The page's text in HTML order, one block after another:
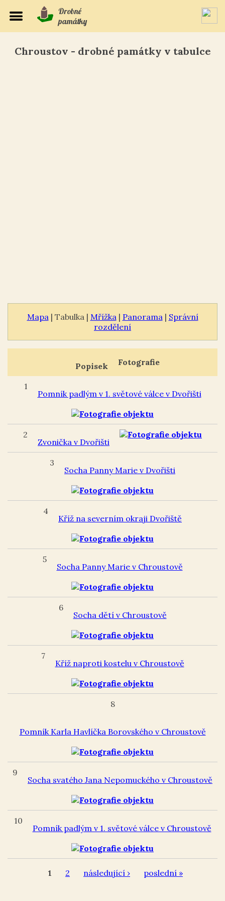
Drobné
památky
Chroustov - drobné památky v tabulce
Mapa | Tabulka | Mřížka | Panorama | Správní
rozdělení
Popisek Fotografie
1
Pomník padlým v 1. světové válce v Dvořišti
2
Zvonička v Dvořišti
3
Socha Panny Marie v Dvořišti
4
Kříž na severním okraji Dvořiště
5
Socha Panny Marie v Chroustově
6
Socha dětí v Chroustově
7
Kříž naproti kostelu v Chroustově
8
Pomník Karla Havlíčka Borovského v Chroustově
9
Socha svatého Jana Nepomuckého v Chroustově
10
Pomník padlým v 1. světové válce v Chroustově
1 2 následující › poslední »